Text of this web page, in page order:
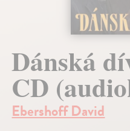
Dánská
CD
Ebershoff David